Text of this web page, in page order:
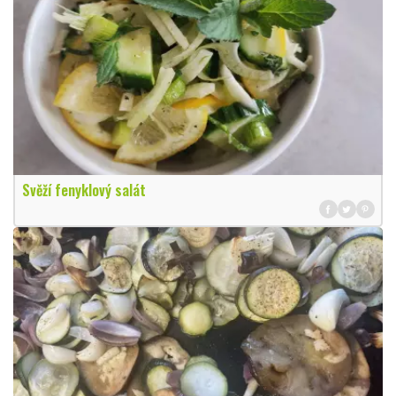
Svěží fenyklový salát